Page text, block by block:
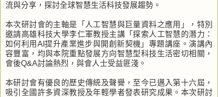
流與分享，探討全球智慧生活科技發展趨勢。
本次研討會的主軸是「人工智慧與巨量資料之應用」，特別
邀請高雄科技大學李仁軍教授主講「探索人工智慧的潛力：
如何利用AI提升產業進步與開創新契機」專題講座。演講內
容豐富，均與本院重點發展方向智慧型科技生活密切相關，
會後Q&A討論熱烈，與會人士受益匪淺。
本研討會有優良的歷史傳統及聲譽，至今已邁入第十六屆，
吸引全國許多資深教授及年輕學者發表研究成果。本次研討